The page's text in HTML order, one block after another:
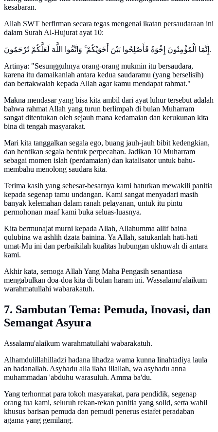
kesabaran.
Allah SWT berfirman secara tegas mengenai ikatan persaudaraan ini
dalam Surah Al-Hujurat ayat 10:
إِنَّمَا الْمُؤْمِنُونَ إِخْوَةٌ فَأَصْلِحُوا بَيْنَ أَخَوَيْكُمْ ۚ وَاتَّقُوا اللَّهَ لَعَلَّكُمْ تُرْحَمُونَ.
Artinya: "Sesungguhnya orang-orang mukmin itu bersaudara,
karena itu damaikanlah antara kedua saudaramu (yang berselisih)
dan bertakwalah kepada Allah agar kamu mendapat rahmat."
Makna mendasar yang bisa kita ambil dari ayat luhur tersebut adalah
bahwa rahmat Allah yang turun berlimpah di bulan Muharram
sangat ditentukan oleh sejauh mana kedamaian dan kerukunan kita
bina di tengah masyarakat.
Mari kita tanggalkan segala ego, buang jauh-jauh bibit kedengkian,
dan hentikan segala bentuk perpecahan. Jadikan 10 Muharram
sebagai momen islah (perdamaian) dan katalisator untuk bahu-
membahu menolong saudara kita.
Terima kasih yang sebesar-besarnya kami haturkan mewakili panitia
kepada segenap tamu undangan. Kami sangat menyadari masih
banyak kelemahan dalam ranah pelayanan, untuk itu pintu
permohonan maaf kami buka seluas-luasnya.
Kita bermunajat murni kepada Allah, Allahumma allif baina
qulubina wa ashlih dzata bainina. Ya Allah, satukanlah hati-hati
umat-Mu ini dan perbaikilah kualitas hubungan ukhuwah di antara
kami.
Akhir kata, semoga Allah Yang Maha Pengasih senantiasa
mengabulkan doa-doa kita di bulan haram ini. Wassalamu'alaikum
warahmatullahi wabarakatuh.
7. Sambutan Tema: Pemuda, Inovasi, dan
Semangat Asyura
Assalamu'alaikum warahmatullahi wabarakatuh.
Alhamdulillahilladzi hadana lihadza wama kunna linahtadiya laula
an hadanallah. Asyhadu alla ilaha illallah, wa asyhadu anna
muhammadan 'abduhu warasuluh. Amma ba'du.
Yang terhormat para tokoh masyarakat, para pendidik, segenap
orang tua kami, seluruh rekan-rekan panitia yang solid, serta wabil
khusus barisan pemuda dan pemudi penerus estafet peradaban
agama yang gemilang.